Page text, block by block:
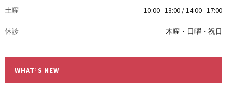
土曜 10:00 - 13:00 / 14:00 - 17:00
休診 木曜・日曜・祝日
WHAT’S NEW